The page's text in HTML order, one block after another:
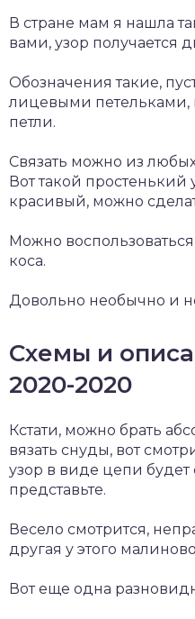
В стране мам я нашла
вами, узор получается
Обозначения такие,
лицевыми
петли.
Связать можно из
Вот такой простенький
красивый, можно
Можно
коса.
Довольно необычно и
Схемы и
2020-2020
Кстати, можно брать
вязать снуды, вот
узор в виде цепи будет
представьте.
Весело смотрится,
другая у этого
Вот еще одна